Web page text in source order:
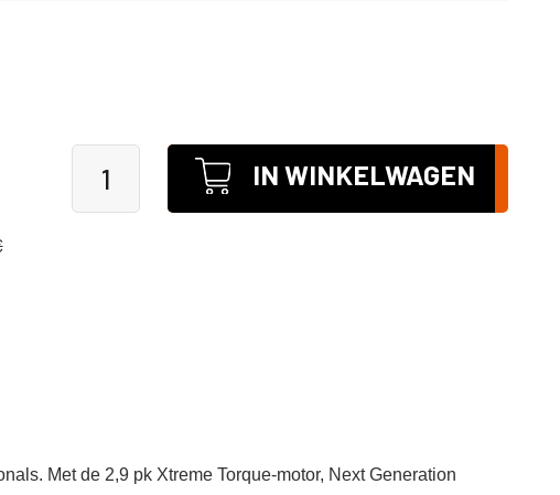
IN WINKELWAGEN
Met de 2,9 pk Xtreme Torque-motor, Next Generation